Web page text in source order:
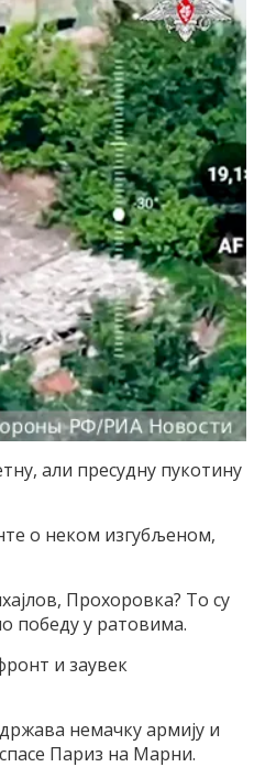
али пресудну пукотину
о неком изгубљеном,
Прохоровка? То су
победу у ратовима.
и заувек
немачку армију и
Париз на Марни.